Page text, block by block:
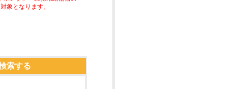
象となります。
索する